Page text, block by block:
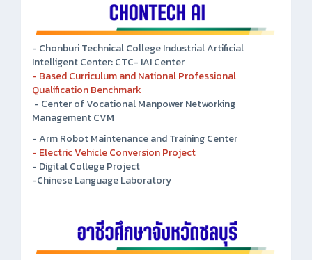
- Chonburi Technical College Industrial Artificial
Intelligent Center: CTC- IAI Center
- Based Curriculum and National Professional
Qualification Benchmark
- Center of Vocational Manpower Networking
Management CVM
- Arm Robot Maintenance and Training Center
- Electric Vehicle Conversion Project
- Digital College Project
-Chinese Language Laboratory